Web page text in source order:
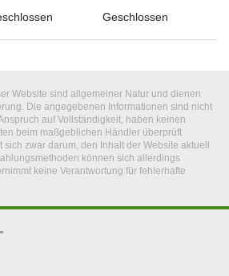
Geschlossen
Website sind allgemeiner Natur und dienen
Die angegebenen Informationen sind nicht
auf Vollständigkeit, haben keinen
beim maßgeblichen Händler überprüft
zwar darum, den Inhalt der Website aktuell
können sich allerdings
keine Verantwortung für fehlerhafte